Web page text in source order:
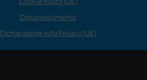
Disconoscimento
Dichiarazione sulla Privacy (UE)